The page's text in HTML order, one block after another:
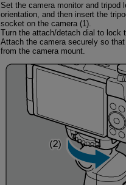
Set the camera monitor and tripod
orientation, and then insert the
socket on the camera (1).
Turn the attach/detach dial to lock
Attach the camera securely so
from the camera mount.